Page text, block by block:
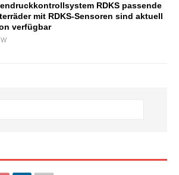
RDKS passende
mit RDKS-Sensoren sind aktuell
verfügbar